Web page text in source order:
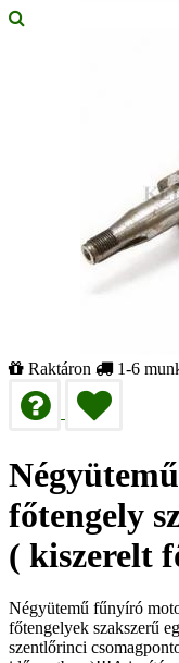
Raktáron 1-6
főtengely
( kiszerelt
Négyütemű fűnyíró
főtengelyek szakszerű
szentlőrinci